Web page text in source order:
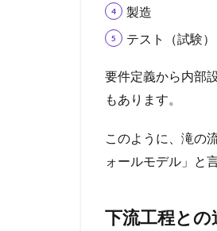
製造
テスト（試験）
要件定義から内部
もあります。
このように、滝の
ォールモデル」と
下流工程との